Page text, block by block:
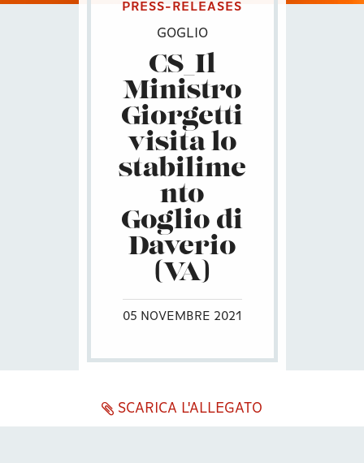
PRESS-RELEASES
GOGLIO
CS_Il
Ministro
Giorgetti
visita lo
stabilime
nto
Goglio di
Daverio
(VA)
05 NOVEMBRE 2021
SCARICA L'ALLEGATO